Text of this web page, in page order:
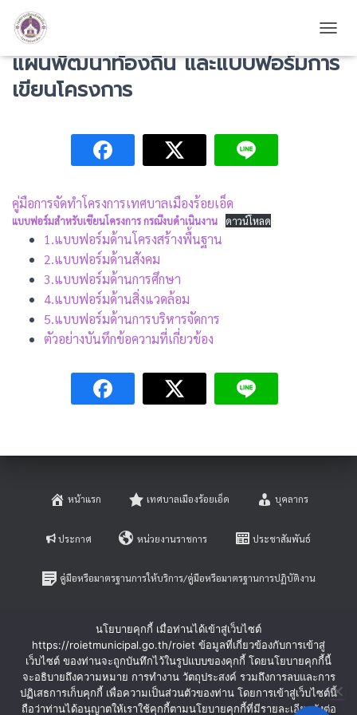
คู่มือการจัดทำโครงการเพื่อบรรจุใน
แผนพัฒนาท้องถิ่น และแบบฟอร์มการ
เขียนโครงการ
คู่มือการจัดทำโครงการเทศบาลเมืองร้อยเอ็ด
แบบฟอร์มสำหรับเขียนโครงการ กรณีงบดำเนินงาน ดาวน์โหลด
1.แบบฟอร์มด้านโครงสร้างพื้นฐาน
2.แบบฟอร์มด้านสังคม
3.แบบฟอร์มด้านการศึกษา
4.แบบฟอร์มด้านสิ่งแวดล้อม
5.แบบฟอร์มด้านการบริหารจัดการ
ตัวอย่างบันทึกข้อความที่เกี่ยวข้อง
หน้าแรก เทศบาลเมืองร้อยเอ็ด บุคลากร
ประกาศ หน่วยงานราชการ ประชาสัมพันธ์
คู่มือหรือมาตรฐานการให้บริการ/คู่มือหรือมาตรฐานการปฏิบัติงาน
หลักเกณฑ์การบริหารและพัฒนาทรัพยากรบุคคล
ร้องเรียนการทุจริตและประพฤติมิชอบ ร้องทุกข์-ร้องเรียน
นโยบายคุกกี้ เมื่อท่านได้เข้าสู่เว็บไซต์
https://roietmunicipal.go.th/roiet ข้อมูลที่เกี่ยวข้องกับการเข้าสู่
เว็บไซต์ ของท่านจะถูกบันทึกไว้ในรูปแบบของคุกกี้ โดยนโยบายคุกกี้นี้
จะอธิบายถึงความหมาย การทำงาน วัตถุประสงค์ รวมถึงการลบและการ
ปฏิเสธการเก็บคุกกี้ เพื่อความเป็นส่วนตัวของท่าน โดยการเข้าสู่เว็บไซต์นี้
ถือว่าท่านได้อนุญาตให้เราใช้คุกกี้ตามนโยบายคุกกี้ที่มีรายละเอียดดังต่อ